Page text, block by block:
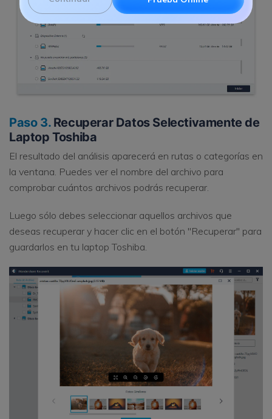
Paso 3.Recuperar Datos Selectivamente de
Laptop Toshiba
El resultado del análisis aparecerá en rutas o categorías en
la ventana. Puedes ver el nombre del archivo para
comprobar cuántos archivos podrás recuperar.
Luego sólo debes seleccionar aquellos archivos que
deseas recuperar y hacer clic en el botón "Recuperar" para
guardarlos en tu laptop Toshiba.